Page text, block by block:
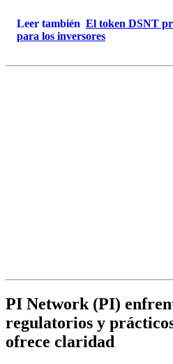
Leer también El token DSNT
para los inversores
PI Network (PI)
regulatorios y
ofrece claridad